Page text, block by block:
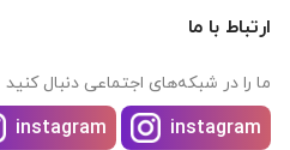
ارتباط با ما
ما را در شبکه‌های اجتماعی دنبال کنید
instagram
instagram